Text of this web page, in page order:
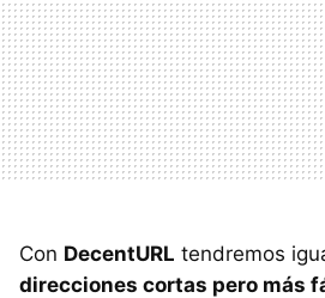
Con DecentURL tendremos
direcciones cortas pero más